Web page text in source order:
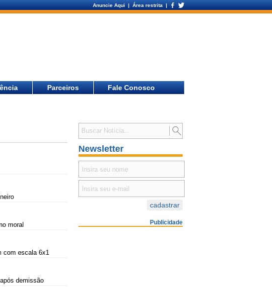
Anuncie Aqui | Área restrita |
Parceiros Fale Conosco
moral
com escala 6x1
demissão
Newsletter
Publicidade